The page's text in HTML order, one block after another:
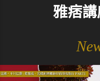
雅痞